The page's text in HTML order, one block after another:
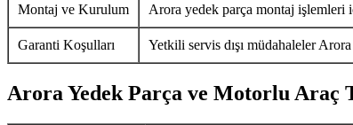
Montaj ve Kurulum Arora yedek parça montaj işlemleri
Garanti Koşulları Yetkili servis dışı müdahaleler
Arora Yedek Parça ve Motorlu Araç